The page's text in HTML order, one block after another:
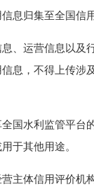
息归集至全国信
运营信息以及
息，不得上传
水利监管平台
于其他用途。
体信用评价机